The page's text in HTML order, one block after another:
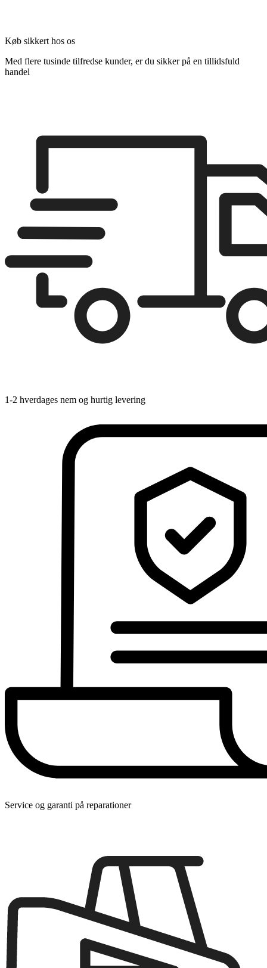
Køb sikkert hos os
Med flere tusinde tilfredse kunder, er du sikker på en tillidsfuld
handel
1-2 hverdages nem og hurtig levering
Service og garanti på reparationer